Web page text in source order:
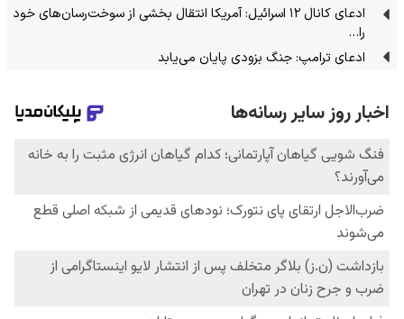
ادعای کانال ۱۲ اسرائیل: آمریکا انتقال بخشی از سوخت‌رسان‌های خود
را…
ادعای ترامپ: جنگ بزودی پایان می‌یابد